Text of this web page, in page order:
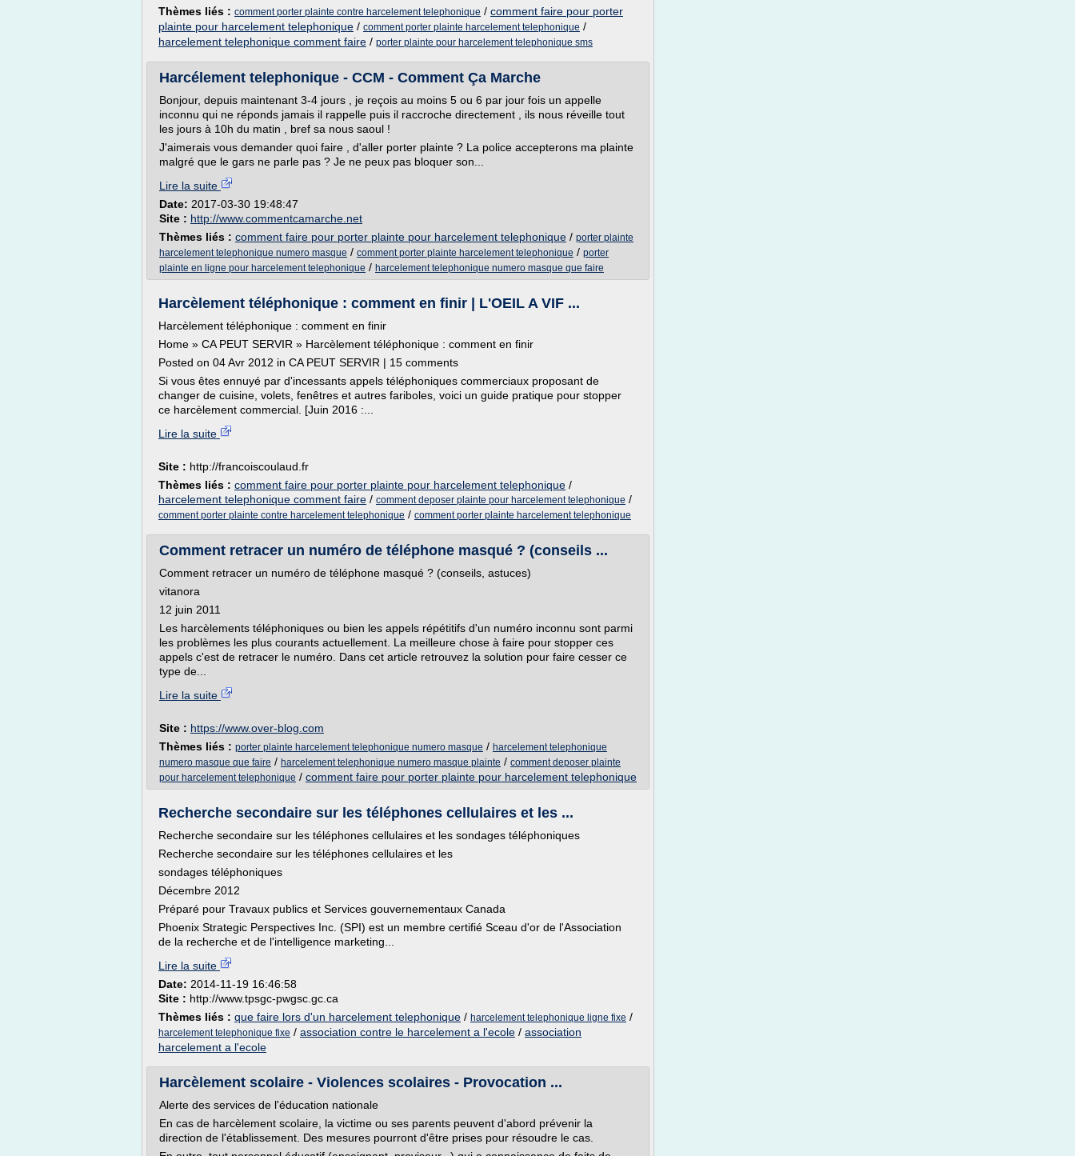
Thèmes liés : comment porter plainte contre harcelement telephonique / comment faire pour porter
plainte pour harcelement telephonique / comment porter plainte harcelement telephonique /
harcelement telephonique comment faire / porter plainte pour harcelement telephonique sms
Harcélement telephonique - CCM - Comment Ça Marche
Bonjour, depuis maintenant 3-4 jours , je reçois au moins 5 ou 6 par jour fois un appelle
inconnu qui ne réponds jamais il rappelle puis il raccroche directement , ils nous réveille tout
les jours à 10h du matin , bref sa nous saoul !
J'aimerais vous demander quoi faire , d'aller porter plainte ? La police accepterons ma plainte
malgré que le gars ne parle pas ? Je ne peux pas bloquer son...
Lire la suite
Date: 2017-03-30 19:48:47
Site : http://www.commentcamarche.net
Thèmes liés : comment faire pour porter plainte pour harcelement telephonique / porter plainte
harcelement telephonique numero masque / comment porter plainte harcelement telephonique / porter
plainte en ligne pour harcelement telephonique / harcelement telephonique numero masque que faire
Harcèlement téléphonique : comment en finir | L'OEIL A VIF ...
Harcèlement téléphonique : comment en finir
Home » CA PEUT SERVIR » Harcèlement téléphonique : comment en finir
Posted on 04 Avr 2012 in CA PEUT SERVIR | 15 comments
Si vous êtes ennuyé par d'incessants appels téléphoniques commerciaux proposant de
changer de cuisine, volets, fenêtres et autres fariboles, voici un guide pratique pour stopper
ce harcèlement commercial. [Juin 2016 :...
Lire la suite
Site : http://francoiscoulaud.fr
Thèmes liés : comment faire pour porter plainte pour harcelement telephonique /
harcelement telephonique comment faire / comment deposer plainte pour harcelement telephonique /
comment porter plainte contre harcelement telephonique / comment porter plainte harcelement telephonique
Comment retracer un numéro de téléphone masqué ? (conseils ...
Comment retracer un numéro de téléphone masqué ? (conseils, astuces)
vitanora
12 juin 2011
Les harcèlements téléphoniques ou bien les appels répétitifs d'un numéro inconnu sont parmi
les problèmes les plus courants actuellement. La meilleure chose à faire pour stopper ces
appels c'est de retracer le numéro. Dans cet article retrouvez la solution pour faire cesser ce
type de...
Lire la suite
Site : https://www.over-blog.com
Thèmes liés : porter plainte harcelement telephonique numero masque / harcelement telephonique
numero masque que faire / harcelement telephonique numero masque plainte / comment deposer plainte
pour harcelement telephonique / comment faire pour porter plainte pour harcelement telephonique
Recherche secondaire sur les téléphones cellulaires et les ...
Recherche secondaire sur les téléphones cellulaires et les sondages téléphoniques
Recherche secondaire sur les téléphones cellulaires et les
sondages téléphoniques
Décembre 2012
Préparé pour Travaux publics et Services gouvernementaux Canada
Phoenix Strategic Perspectives Inc. (SPI) est un membre certifié Sceau d'or de l'Association
de la recherche et de l'intelligence marketing...
Lire la suite
Date: 2014-11-19 16:46:58
Site : http://www.tpsgc-pwgsc.gc.ca
Thèmes liés : que faire lors d'un harcelement telephonique / harcelement telephonique ligne fixe /
harcelement telephonique fixe / association contre le harcelement a l'ecole / association
harcelement a l'ecole
Harcèlement scolaire - Violences scolaires - Provocation ...
Alerte des services de l'éducation nationale
En cas de harcèlement scolaire, la victime ou ses parents peuvent d'abord prévenir la
direction de l'établissement. Des mesures pourront d'être prises pour résoudre le cas.